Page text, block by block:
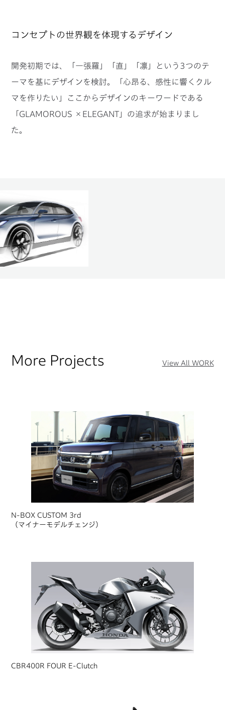
コンセプトの世界観を体現するデザイン
開発初期では、「一張羅」「直」「凛」という3つのテ
ーマを基にデザインを検討。
「心昂る、感性に響くクル
マを作りたい」ここからデザインのキーワードである
「GLAMOROUS ×ELEGANT」の追求が始まりまし
た。
More Projects View All WORK
N-BOX CUSTOM 3rd
（マイナーモデルチェンジ）
CBR400R FOUR E-Clutch